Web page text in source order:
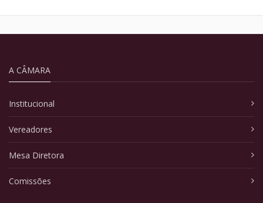
A CÂMARA
Institucional
Vereadores
Mesa Diretora
Comissões